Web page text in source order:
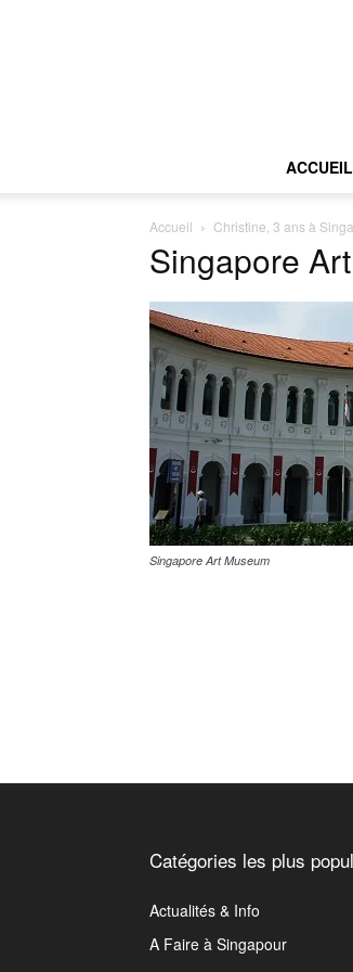
ACCUEIL
Accueil Christine, 3 ans à
Singapore
Singapore Art Museum
Catégories les plus
Actualités & Info
A Faire à Singapour